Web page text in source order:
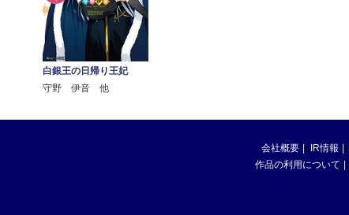
白銀王の日帰り王妃
守野 伊音 他
会社概要 IR情報
作品の利用について